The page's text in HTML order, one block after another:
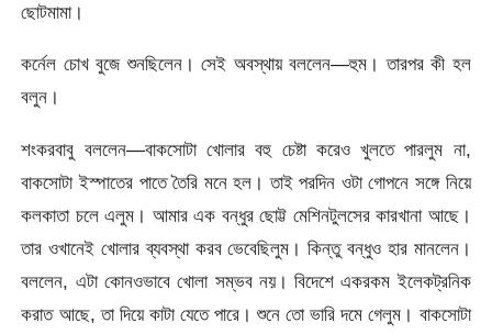
ছোটমামা।
কর্নেল চোখ বুজে শুনছিলেন। সেই অবস্থায় বললেন—হুম। তারপর কী হল
বলুন।
শংকরবাবু বললেন—বাকসোটা খোলার বহু চেষ্টা করেও খুলতে পারলুম না,
বাকসোটা ইস্পাতের পাতে তৈরি মনে হল। তাই পরদিন ওটা গোপনে সঙ্গে নিয়ে
কলকাতা চলে এলুম। আমার এক বন্ধুর ছোট্ট মেশিনটুলসের কারখানা আছে।
তার ওখানেই খোলার ব্যবস্থা করব ভেবেছিলুম। কিন্তু বন্ধুও হার মানলেন।
বললেন, এটা কোনওভাবে খোলা সম্ভব নয়। বিদেশে একরকম ইলেকট্রনিক
করাত আছে, তা দিয়ে কাটা যেতে পারে। শুনে তো ভারি দমে গেলুম। বাকসোটা